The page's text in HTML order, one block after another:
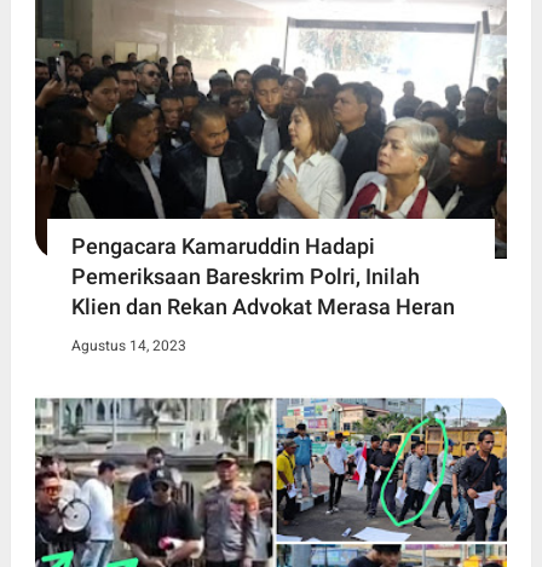
Pengacara Kamaruddin Hadapi
Pemeriksaan Bareskrim Polri, Inilah
Klien dan Rekan Advokat Merasa Heran
Agustus 14, 2023